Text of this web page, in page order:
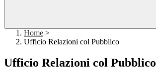
Home >
Ufficio Relazioni col Pubblico
Ufficio Relazioni col Pubblico